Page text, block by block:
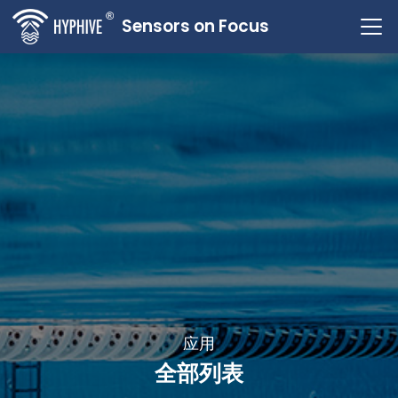
Sensors on Focus
应用
全部列表